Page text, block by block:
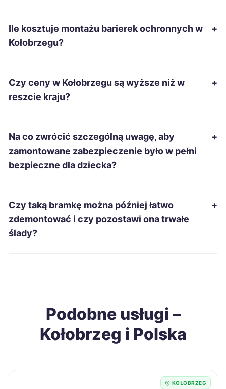
Kędzierzyn-Koźle 199 zł
Ciechanów
Stalowa Wola 200 zł
Dębica
Jelenia Góra
Sieradz 202 zł
Ile kosztuje montażu barierek ochronnych w
Kołobrzegu?
+
Czy ceny w Kołobrzegu są wyższe niż w
reszcie kraju?
+
Na co zwrócić szczególną uwagę, aby
zamontowane zabezpieczenie było w pełni
bezpieczne dla dziecka?
+
Czy taką bramkę można później łatwo
zdemontować i czy pozostawi ona trwałe
ślady?
+
Podobne usługi –
Kołobrzeg i Polska
KOŁOBRZEG